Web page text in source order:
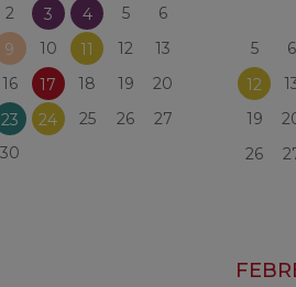
2 3 4 5
6
9 10 11 12
13
16 17 18 19
20
23 24 25 26
27
30
5
6
12
19
26